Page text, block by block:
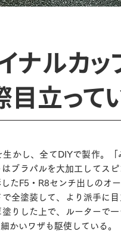
ナルカ
目立って
かし、全てDIYで製作。
ブラパルを大加工してス
たF5・R8センチ出しのオ
全塗装して、より派手に
りした上で、ルーターで
かいワザも駆使している。